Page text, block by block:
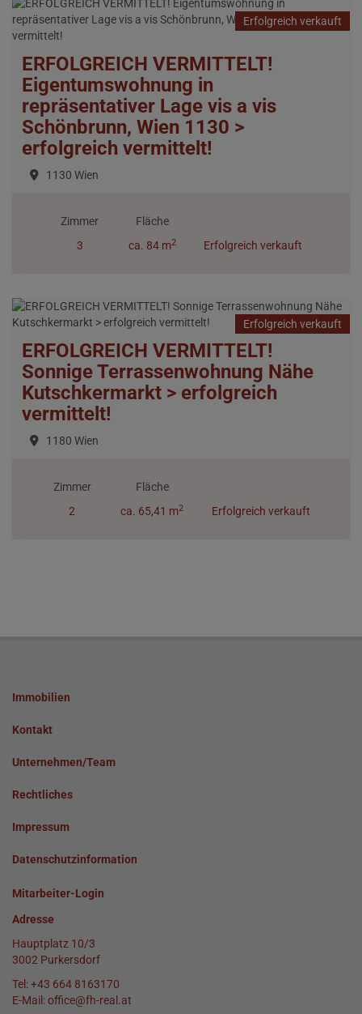
Erfolgreich verkauft
ERFOLGREICH VERMITTELT!
Eigentumswohnung in
repräsentativer Lage vis a vis
Schönbrunn, Wien 1130 >
erfolgreich vermittelt!
1130 Wien
Zimmer
3
Fläche
ca. 84 m2 Erfolgreich verkauft
Erfolgreich verkauft
ERFOLGREICH VERMITTELT!
Sonnige Terrassenwohnung Nähe
Kutschkermarkt > erfolgreich
vermittelt!
1180 Wien
Zimmer
2
Fläche
ca. 65,41 m2 Erfolgreich verkauft
Immobilien
Kontakt
Unternehmen/Team
Rechtliches
Impressum
Datenschutzinformation
Mitarbeiter-Login
Adresse
Hauptplatz 10/3
3002 Purkersdorf
Tel:+43 664 8163170
E-Mail:office@fh-real.at